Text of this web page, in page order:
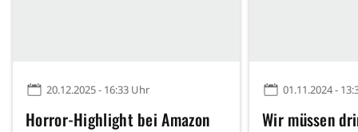
20.12.2025 - 16:33 Uhr
Horror-Highlight bei Amazon
01.11.2024 -
Wir müssen